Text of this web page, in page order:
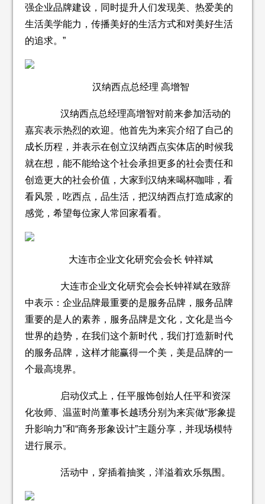
强企业品牌建设，同时提升人们发现美、热爱美的
生活美学能力，传播美好的生活方式和对美好生活
的追求。”
汉纳西点总经理 高增智
汉纳西点总经理高增智对前来参加活动的
嘉宾表示热烈的欢迎。他首先为来宾介绍了自己的
成长历程，并表示在创立汉纳西点实体店的时候我
就在想，能不能给这个社会承担更多的社会责任和
创造更大的社会价值，大家到汉纳来喝杯咖啡，看
看风景，吃西点，品生活，把汉纳西点打造成家的
感觉，希望每位家人常回家看看。
大连市企业文化研究会会长 钟祥斌
大连市企业文化研究会会长钟祥斌在致辞
中表示：企业品牌最重要的是服务品牌，服务品牌
重要的是人的素养，服务品牌是文化，文化是当今
世界的趋势，在我们这个新时代，我们打造新时代
的服务品牌，这样才能赢得一个美，美是品牌的一
个最高境界。
启动仪式上，任平服饰创始人任平和资深
化妆师、温蓝时尚董事长越琇分别为来宾做“形象提
升影响力”和“商务形象设计”主题分享，并现场模特
进行展示。
活动中，穿插着抽奖，洋溢着欢乐氛围。